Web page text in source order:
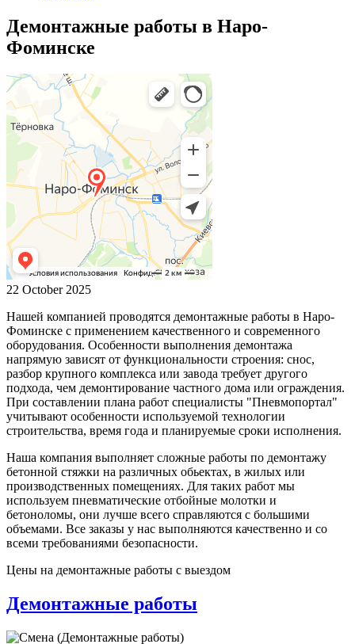
Демонтажные работы в Наро-
Фоминске
22 October 2025
Нашей компанией проводятся демонтажные работы в Наро-
Фоминске с применением качественного и современного
оборудования. Особенности выполнения демонтажа
напрямую зависят от функциональности строения: снос,
разбор крупного комплекса или завода требует другого
подхода, чем демонтирование частного дома или ограждения.
При составлении плана работ специалисты "Пневмопортал"
учитывают особенности используемой технологии
строительства, время года и планируемые сроки исполнения.
Наша компания выполняет сложные работы по демонтажу
бетонной стяжки на различных обьектах, в жилых или
производственных помещениях. Для таких работ мы
используем пневматические отбойные молотки и
бетоноломы, они лучше всего справляются с большими
объемами. Все заказы у нас выполняются качественно и со
всеми требованиями безопасности.
Цены на демонтажные работы с выездом
Демонтажные работы